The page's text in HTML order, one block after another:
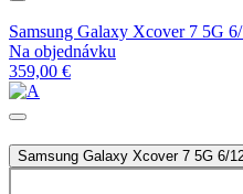
Samsung Galaxy Xcover 7 5G
Na objednávku
359,00 €
Samsung Galaxy Xcover 7 5G 6/